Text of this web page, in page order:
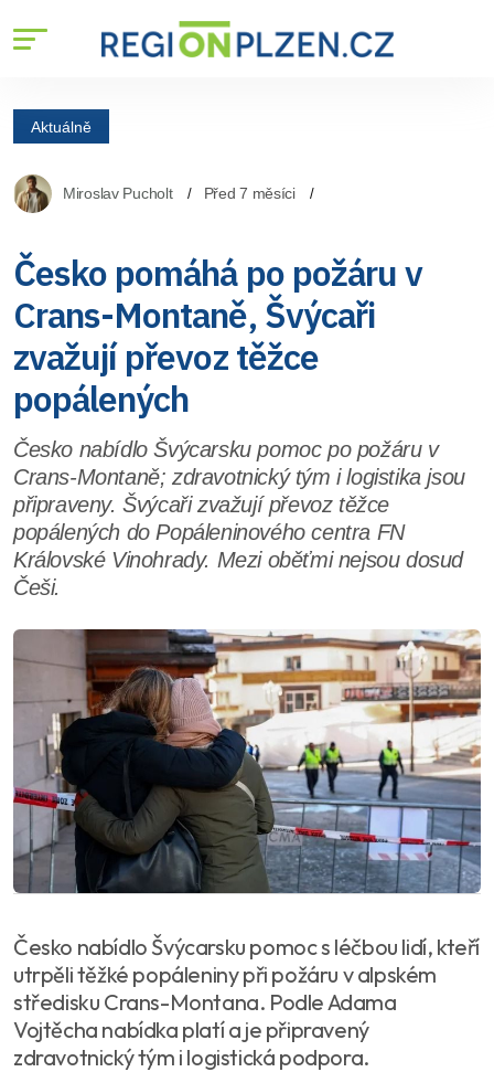
Aktuálně
Miroslav Pucholt Před 7 měsíci
Česko pomáhá po požáru v
Crans-Montaně, Švýcaři
zvažují převoz těžce
popálených
Česko nabídlo Švýcarsku pomoc po požáru v
Crans-Montaně; zdravotnický tým i logistika jsou
připraveny. Švýcaři zvažují převoz těžce
popálených do Popáleninového centra FN
Královské Vinohrady. Mezi oběťmi nejsou dosud
Češi.
Česko nabídlo Švýcarsku pomoc s léčbou lidí, kteří
utrpěli těžké popáleniny při požáru v alpském
středisku Crans-Montana. Podle Adama
Vojtěcha nabídka platí a je připravený
zdravotnický tým i logistická podpora.